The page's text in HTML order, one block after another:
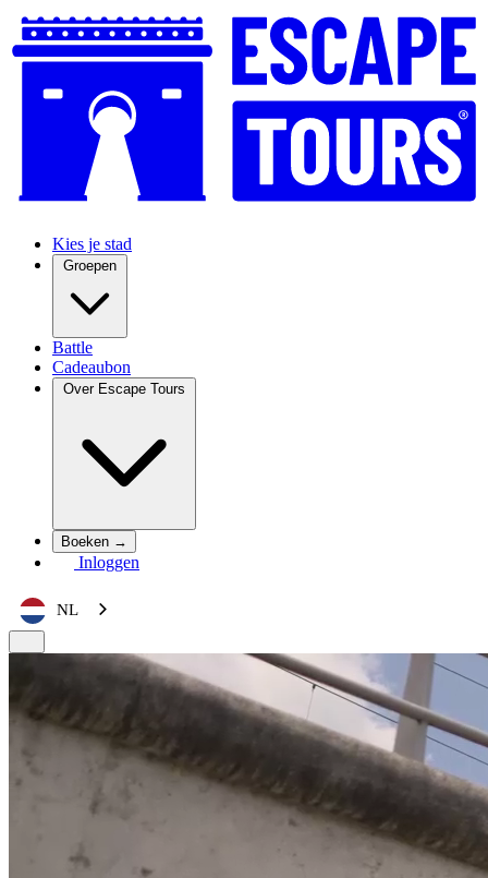
Kies je stad
Groepen
Battle
Cadeaubon
Over Escape Tours
Boeken →
Inloggen
NL